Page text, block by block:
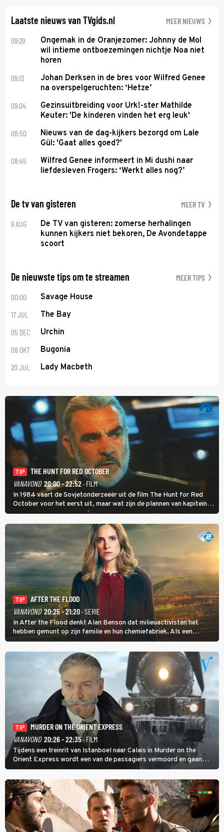
Laatste nieuws van TVgids.nl MEER NIEUWS
09:29
Ongemak in de Oranjezomer: Johnny de Mol
wil intieme ontboezemingen nichtje Noa niet
horen
09:13
Johan Derksen in de bres voor Wilfred Genee
na overspelgeruchten: ‘Hetze’
09:04
Gezinsuitbreiding voor Urk!-ster Mathilde
Keuter: 'De kinderen vinden het erg leuk'
08:50
Nieuws van de dag-kijkers bezorgd om Lale
Gül: 'Gaat alles goed?'
08:45
Wilfred Genee informeert in Mi dushi naar
liefdesleven Frogers: ‘Werkt alles nog?’
De tv van gisteren MEER TV
9 AUG
De TV van gisteren: zomerse herhalingen
kunnen kijkers niet bekoren, De Avondetappe
scoort
De nieuwste tips om te streamen MEER TIPS
00:00 Savage House
17 JUL The Bay
05 DEC Urchin
08 OKT Bugonia
20 JUL Lady Macbeth
TIP
THE HUNT FOR RED OCTOBER
VANAVOND 20:00 - 22:52· FILM
In 1984 vaart de Sovjetonderzeeër uit de film The Hunt for Red
October voor het eerst uit, maar wat zijn de plannen van kapitein
Marko Ramius?
TIP
AFTER THE FLOOD
VANAVOND 20:25 - 21:20· SERIE
In After the Flood denkt Alan Benson dat milieuactivisten het
hebben gemunt op zijn familie en hun chemiefabriek. Als een
brandende boodschap in het veen de boel op scherp zet, besluit
Jo Marshall de jonge Finn Allen aan de tand te voelen.
TIP
MURDER ON THE ORIENT EXPRESS
VANAVOND 20:26 - 22:35· FILM
Tijdens een treinrit van Istanboel naar Calais in Murder on the
Orient Express wordt een van de passagiers vermoord en gaan
detective Hercule Poirot en zijn snor uitzoeken wie van de andere
treinreizigers de dader is.